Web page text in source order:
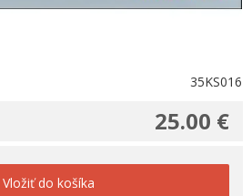
35KS016
25.00 €
Vložiť do košíka